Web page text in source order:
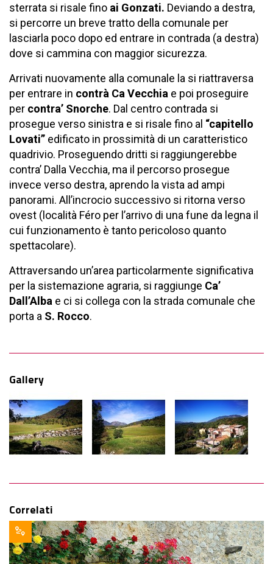
sterrata si risale fino ai Gonzati. Deviando a destra,
si percorre un breve tratto della comunale per
lasciarla poco dopo ed entrare in contrada (a destra)
dove si cammina con maggior sicurezza.
Arrivati nuovamente alla comunale la si riattraversa
per entrare in contrà Ca Vecchia e poi proseguire
per contra’ Snorche. Dal centro contrada si
prosegue verso sinistra e si risale fino al “capitello
Lovati” edificato in prossimità di un caratteristico
quadrivio. Proseguendo dritti si raggiungerebbe
contra’ Dalla Vecchia, ma il percorso prosegue
invece verso destra, aprendo la vista ad ampi
panorami. All’incrocio successivo si ritorna verso
ovest (località Féro per l’arrivo di una fune da legna il
cui funzionamento è tanto pericoloso quanto
spettacolare).
Attraversando un’area particolarmente significativa
per la sistemazione agraria, si raggiunge Ca’
Dall’Alba e ci si collega con la strada comunale che
porta a S. Rocco.
Gallery
Correlati